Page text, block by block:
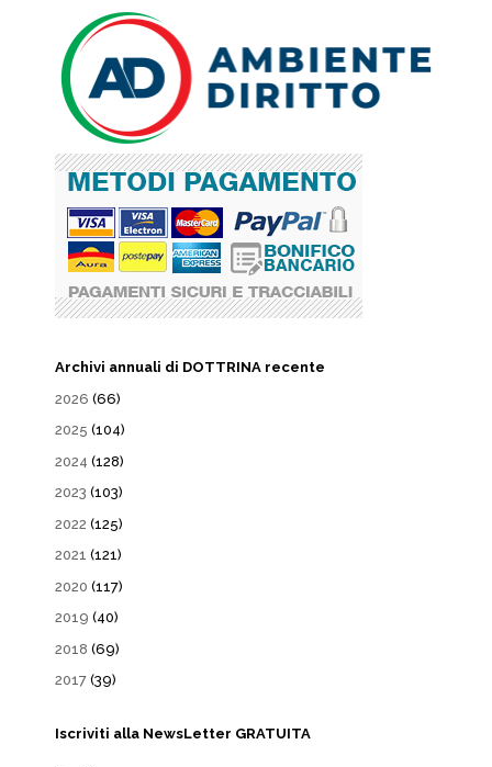
Archivi annuali di DOTTRINA recente
2026 (66)
2025 (104)
2024 (128)
2023 (103)
2022 (125)
2021 (121)
2020 (117)
2019 (40)
2018 (69)
2017 (39)
Iscriviti alla NewsLetter GRATUITA